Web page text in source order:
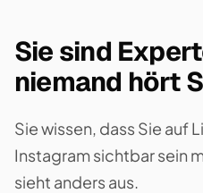
Sie sind
niemand hört
Sie wissen, dass Sie auf
Instagram sichtbar sein
sieht anders aus.